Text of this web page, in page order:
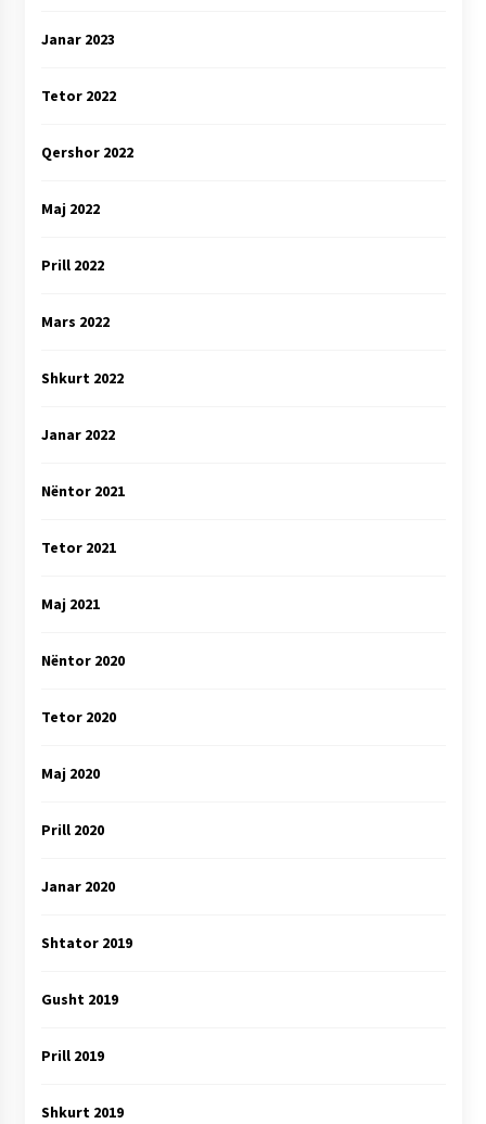
Janar 2023
Tetor 2022
Qershor 2022
Maj 2022
Prill 2022
Mars 2022
Shkurt 2022
Janar 2022
Nëntor 2021
Tetor 2021
Maj 2021
Nëntor 2020
Tetor 2020
Maj 2020
Prill 2020
Janar 2020
Shtator 2019
Gusht 2019
Prill 2019
Shkurt 2019